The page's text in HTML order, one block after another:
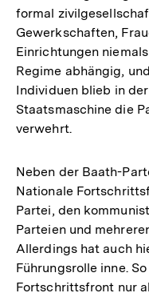
formal
Gewerkschaften,
Einrichtungen
Regime abhängig,
Individuen blieb in
Staatsmaschine die
verwehrt.
Neben der Baath-
Nationale
Partei, den
Parteien und
Allerdings hat auch
Führungsrolle inne.
Fortschrittsfront nur